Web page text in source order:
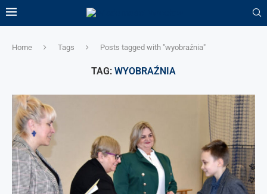
Home Tags Posts tagged with "wyobraźnia"
TAG: WYOBRAŹNIA